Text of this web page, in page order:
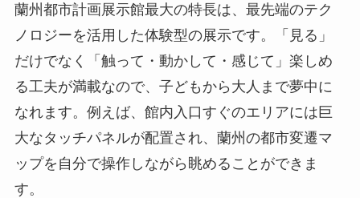
蘭州都市計画展示館最大の特長は、最先端のテク
ノロジーを活用した体験型の展示です。「見る」
だけでなく「触って・動かして・感じて」楽しめ
る工夫が満載なので、子どもから大人まで夢中に
なれます。例えば、館内入口すぐのエリアには巨
大なタッチパネルが配置され、蘭州の都市変遷マ
ップを自分で操作しながら眺めることができま
す。